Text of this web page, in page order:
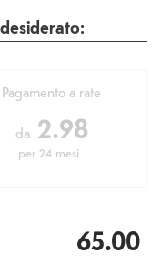
Pagamento a rate
da2.98
per24 mesi
65.00